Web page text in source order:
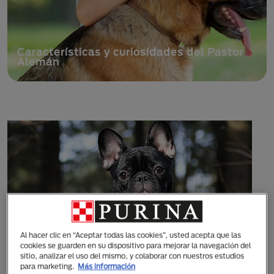
Gato o perro en adopción, requisitos y
beneficios
Al hacer clic en “Aceptar todas las cookies”, usted acepta que las
cookies se guarden en su dispositivo para mejorar la navegación del
sitio, analizar el uso del mismo, y colaborar con nuestros estudios
para marketing.
Más información